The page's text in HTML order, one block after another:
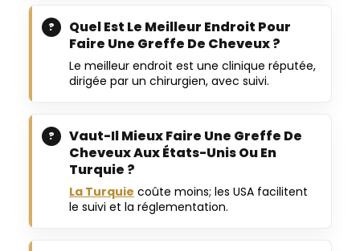
Quel Est Le Meilleur Endroit Pour
Faire Une Greffe De Cheveux ?
Le meilleur endroit est une clinique réputée,
dirigée par un chirurgien, avec suivi.
Vaut-Il Mieux Faire Une Greffe De
Cheveux Aux États-Unis Ou En
Turquie ?
La Turquie coûte moins; les USA facilitent
le suivi et la réglementation.